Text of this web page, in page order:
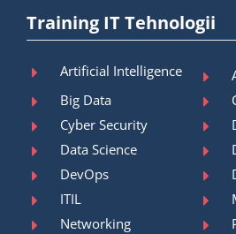
Training IT Tehnologii
Artificial Intelligence
Big Data
Cyber Security
Data Science
DevOps
ITIL
Networking